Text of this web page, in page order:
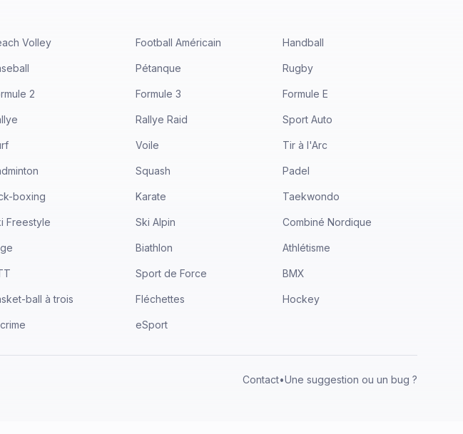
Volley Football Américain Handball
Pétanque Rugby
2 Formule 3 Formule E
Rallye Raid Sport Auto
Voile Tir à l'Arc
Squash Padel
boxing Karate Taekwondo
Freestyle Ski Alpin Combiné Nordique
Biathlon Athlétisme
Sport de Force BMX
ball à trois Fléchettes Hockey
eSport
Contact•Une suggestion ou un bug ?